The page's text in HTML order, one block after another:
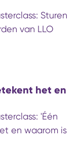
Sturen
van LLO
het en
'Één
en waarom is